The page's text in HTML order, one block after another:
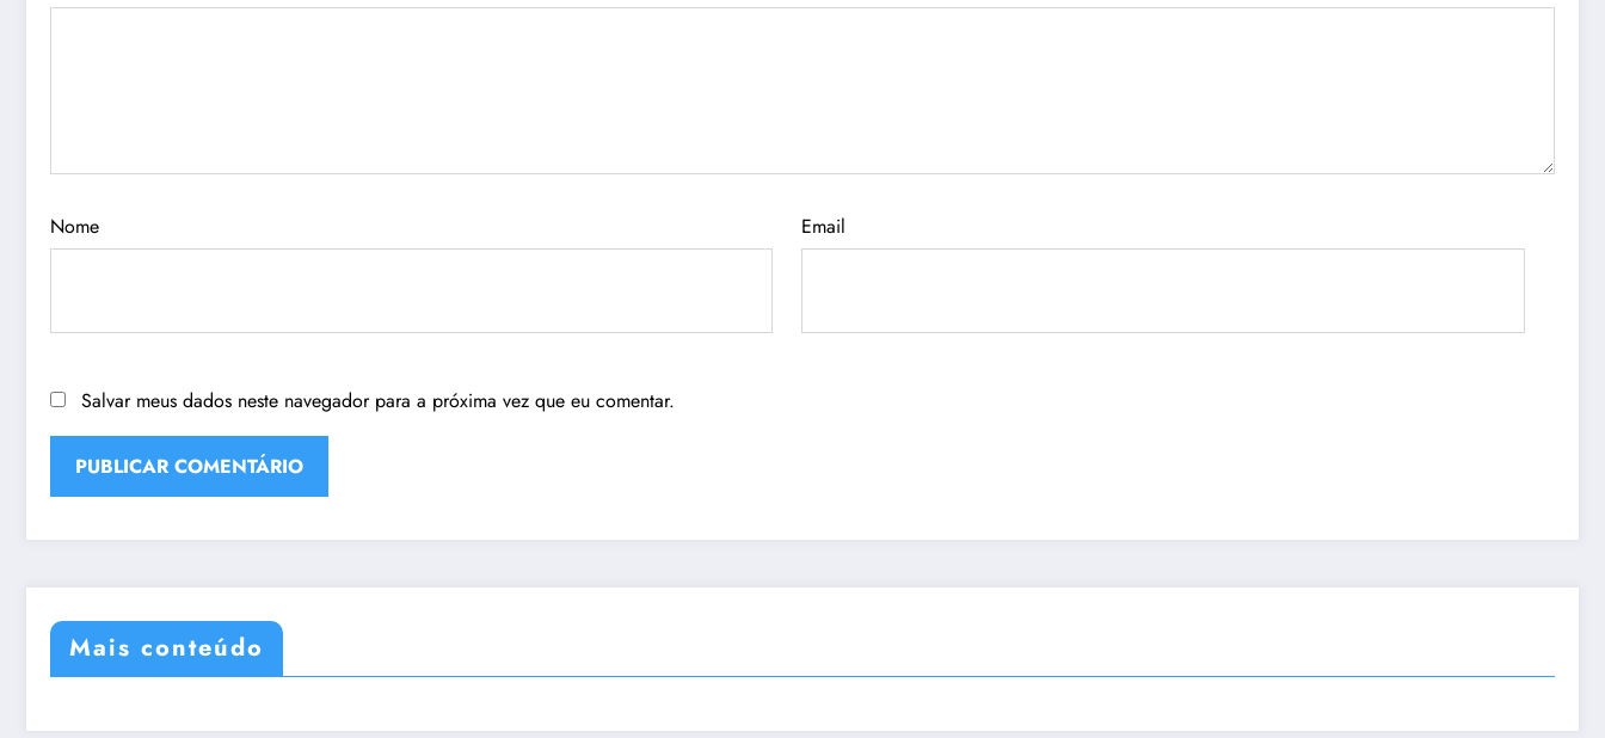
Nome Email
Salvar meus dados neste navegador para a próxima vez que eu comentar.
Mais conteúdo